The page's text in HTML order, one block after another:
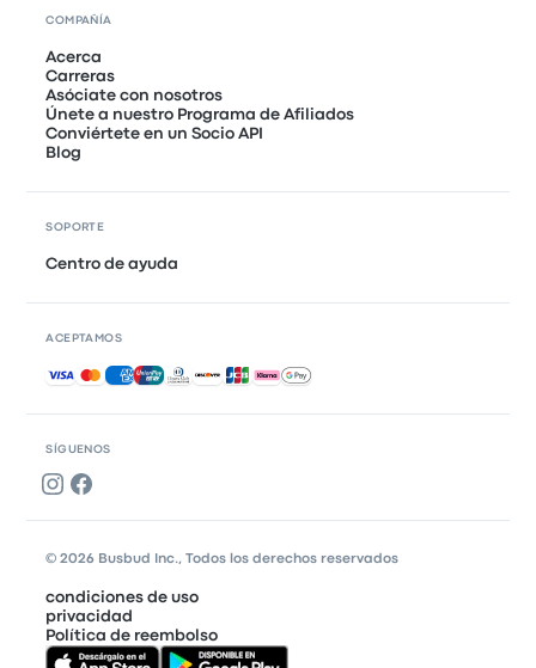
SÍGUENOS
COMPAÑÍA
Acerca
Carreras
Asóciate con nosotros
Únete a nuestro Programa de Afiliados
Conviértete en un Socio API
Blog
SOPORTE
Centro de ayuda
ACEPTAMOS
Pagos aceptados
© 2026 Busbud Inc., Todos los derechos reservados
condiciones de uso
privacidad
Política de reembolso